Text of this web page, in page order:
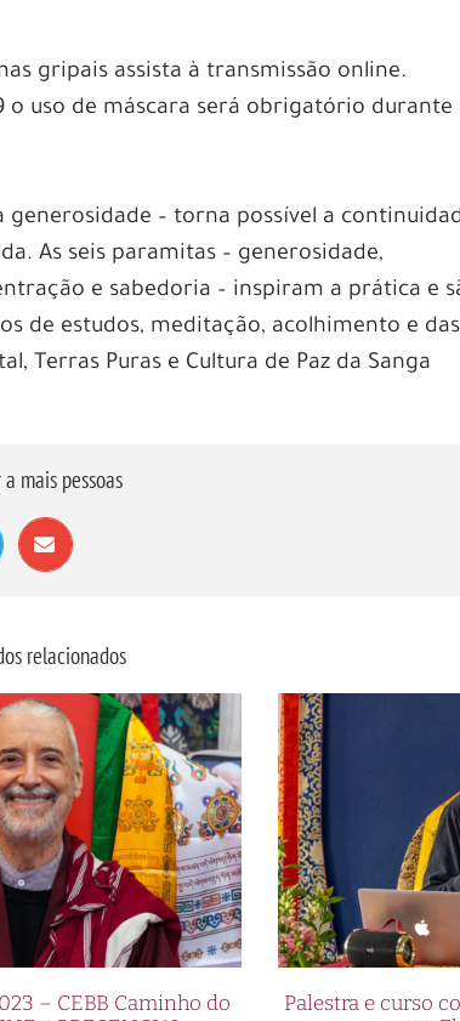
gripais assista à transmissão online.
o uso de máscara será obrigatório durante
– torna possível a
As seis paramitas – generosidade,
e sabedoria – inspiram a prática e
de estudos, meditação, acolhimento e das
Terras Puras e Cultura de Paz da Sanga
mais pessoas
relacionados
– CEBB Caminho do
Palestra e curso